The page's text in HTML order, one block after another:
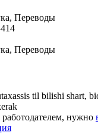
Переводы
Переводы
til bilishi shart,
работодателем, нужно